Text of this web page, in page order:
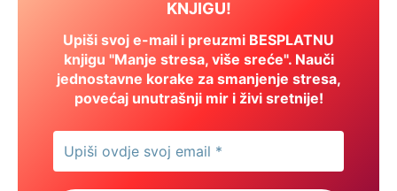
KNJIGU!
Upiši svoj e-mail i preuzmi BESPLATNU
knjigu "Manje stresa, više sreće". Nauči
jednostavne korake za smanjenje stresa,
povećaj unutrašnji mir i živi sretnije!